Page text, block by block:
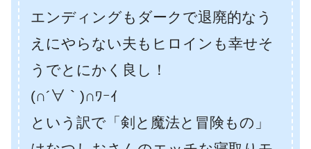
エンディングもダークで退廃的なう
えにやらない夫もヒロインも幸せそ
うでとにかく良し！
(∩´∀｀)∩ﾜｰｲ
という訳で「剣と魔法と冒険もの」